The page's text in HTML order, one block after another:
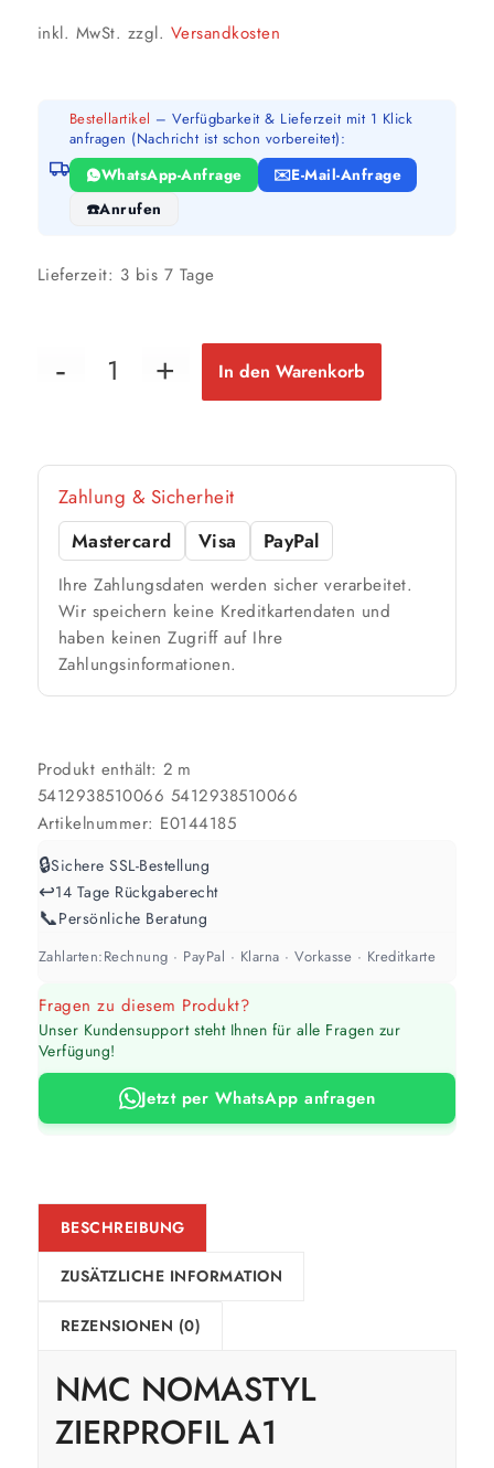
inkl. MwSt. zzgl. Versandkosten
Bestellartikel – Verfügbarkeit & Lieferzeit mit 1 Klick
anfragen (Nachricht ist schon vorbereitet):
WhatsApp-Anfrage
E-Mail-Anfrage
Anrufen
Lieferzeit: 3 bis 7 Tage
In den Warenkorb
Zahlung & Sicherheit
Mastercard
Visa PayPal
Ihre Zahlungsdaten werden sicher verarbeitet.
Wir speichern keine Kreditkartendaten und
haben keinen Zugriff auf Ihre
Zahlungsinformationen.
Produkt enthält: 2 m
5412938510066 5412938510066
Artikelnummer: E0144185
🔒Sichere SSL-Bestellung
↩️14 Tage Rückgaberecht
📞Persönliche Beratung
Zahlarten:Rechnung · PayPal · Klarna · Vorkasse · Kreditkarte
Fragen zu diesem Produkt?
Unser Kundensupport steht Ihnen für alle Fragen zur
Verfügung!
Jetzt per WhatsApp anfragen
BESCHREIBUNG
ZUSÄTZLICHE INFORMATION
REZENSIONEN (0)
NMC NOMASTYL
ZIERPROFIL A1